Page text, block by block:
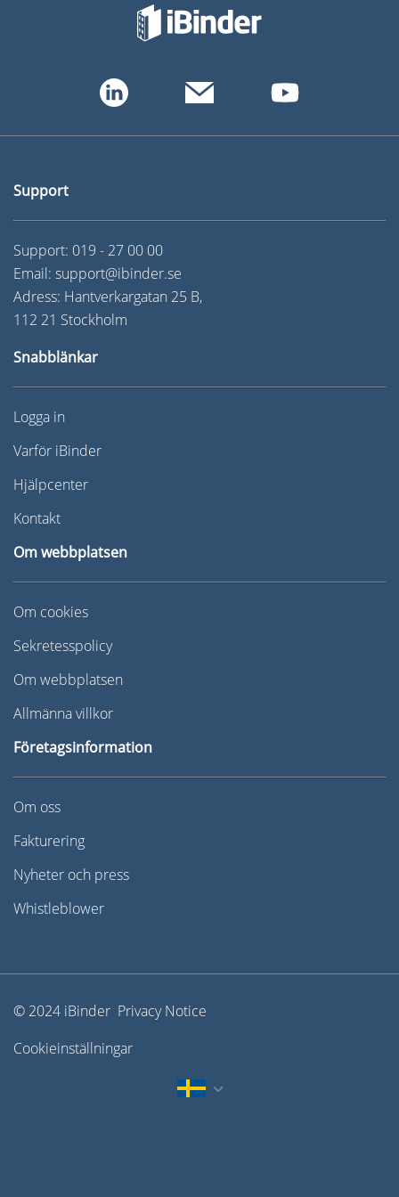
Support
Support: 019 - 27 00 00
Email: support@ibinder.se
Adress: Hantverkargatan 25 B,
112 21 Stockholm
Snabblänkar
Logga in
Varför iBinder
Hjälpcenter
Kontakt
Om webbplatsen
Om cookies
Sekretesspolicy
Om webbplatsen
Allmänna villkor
Företagsinformation
Om oss
Fakturering
Nyheter och press
Whistleblower
© 2024 iBinder Privacy Notice
Cookieinställningar